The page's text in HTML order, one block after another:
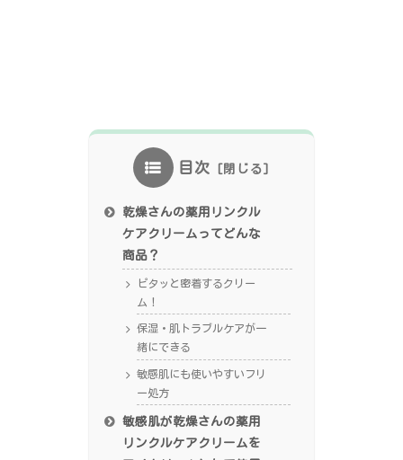
目次
乾燥さんの薬用リンクル
ケアクリームってどんな
商品？
ピタッと密着するクリー
ム！
保湿・肌トラブルケアが一
緒にできる
敏感肌にも使いやすいフリ
ー処方
敏感肌が乾燥さんの薬用
リンクルケアクリームを